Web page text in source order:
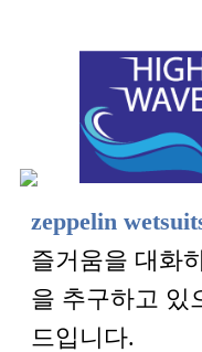
zeppelin
즐거움을 대화
을 추구하고 있
드입니다.